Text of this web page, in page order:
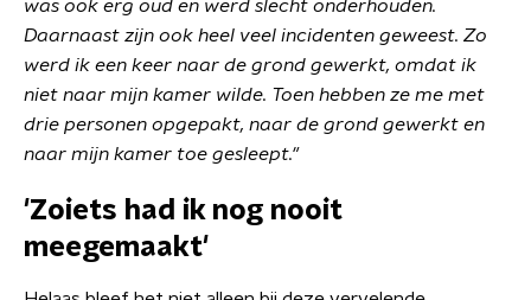
was ook erg oud en werd slecht onderhouden.
Daarnaast zijn ook heel veel incidenten geweest. Zo
werd ik een keer naar de grond gewerkt, omdat ik
niet naar mijn kamer wilde. Toen hebben ze me met
drie personen opgepakt, naar de grond gewerkt en
naar mijn kamer toe gesleept."
'Zoiets had ik nog nooit
meegemaakt'